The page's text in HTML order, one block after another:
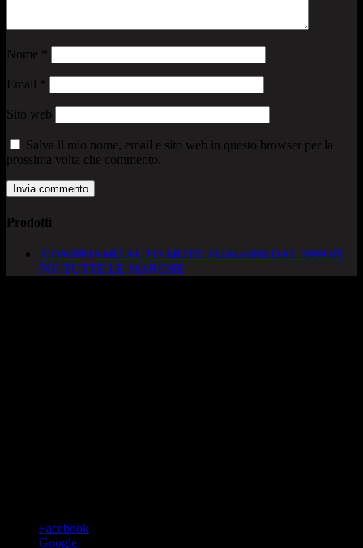
Nome
Email
Sito web
Salva il mio nome, email e sito web in questo browser per la
prossima volta che commento.
Prodotti
COMPRIAMO AUTO MOTO FURGONI DAL 1999 IN
POI TUTTE LE MARCHE
Facebook
Google